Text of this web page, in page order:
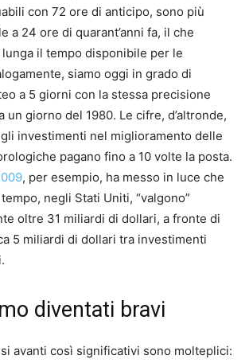
con 72 ore di anticipo, sono più
a 24 ore di quarant’anni fa, il che
il tempo disponibile per le
siamo oggi in grado di
a 5 giorni con la stessa precisione
un giorno del 1980. Le cifre, d’altronde,
investimenti nel miglioramento delle
pagano fino a 10 volte la posta.
, per esempio, ha messo in luce che
negli Stati Uniti, “valgono”
oltre 31 miliardi di dollari, a fronte di
5 miliardi di dollari tra investimenti
diventati bravi
avanti così significativi sono molteplici: